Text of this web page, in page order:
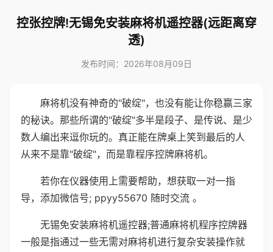
控张控牌!无锡免安装麻将机遥控器(远距离穿
透)
发布时间：2026年08月09日
麻将机没有神奇的"破绽"，也没有能让你稳赢三家
的秘诀。那些所谓的"破绽"多半是段子、是传说、是少
数人编出来逗你玩的。真正能在牌桌上笑到最后的人
从来不是靠"破绽"，而是靠程序控牌麻将机。
若你在仪器使用上需要帮助，想获取一对一指
导，添加微信号; ppyy55670 随时交流 。
无锡免安装麻将机遥控器;普通麻将机程序控牌器
一般是指通过一些无需对麻将机进行复杂安装操作就